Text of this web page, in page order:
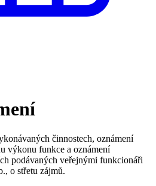
činnostech, oznámení
výkonu funkce a oznámení
podávaných veřejnými funkcionáři
o střetu zájmů.